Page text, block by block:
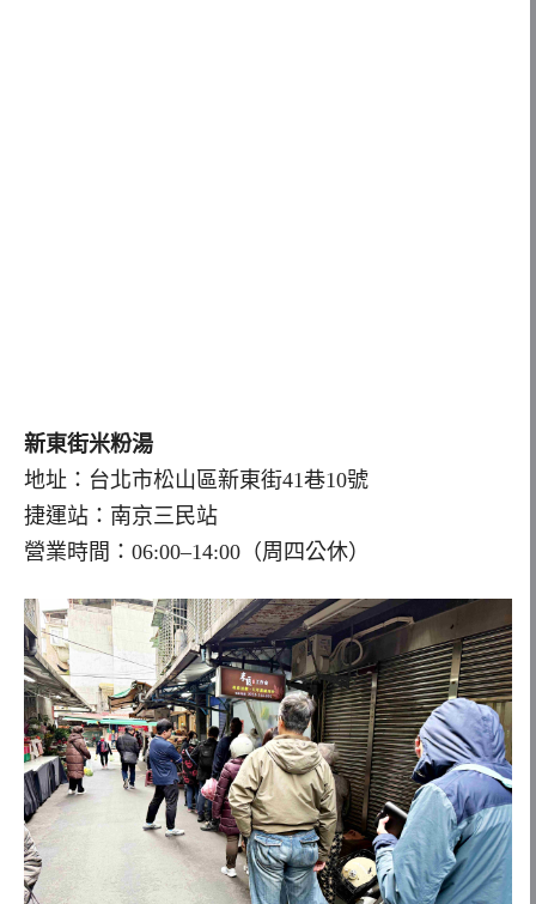
新東街米粉湯
地址：台北市松山區新東街41巷10號
捷運站：南京三民站
營業時間：06:00–14:00（周四公休）